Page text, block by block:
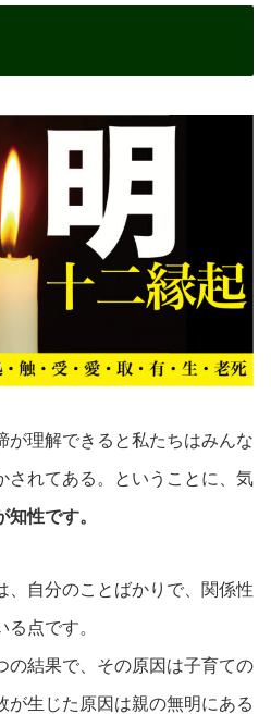
が理解できると私たちはみんな
されてある。ということに、気
知性です。
、自分のことばかりで、関係性
点です。
の結果で、その原因は子育ての
が生じた原因は親の無明にある